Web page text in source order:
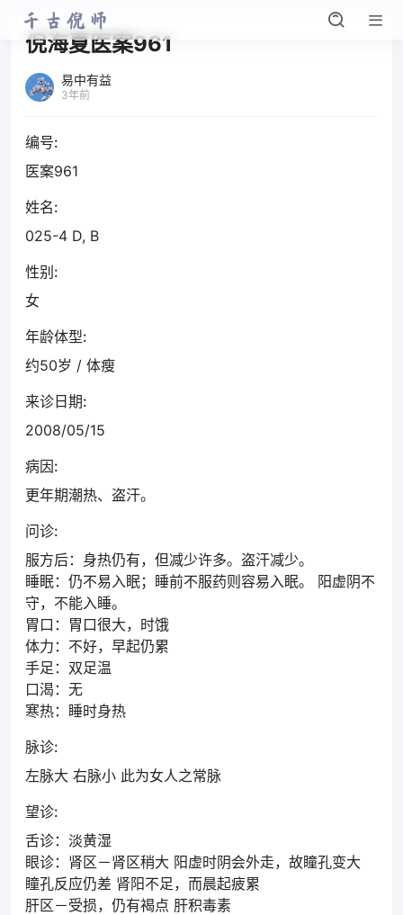
倪海夏医案961
易中有益
3年前
编号:
医案961
姓名:
025-4 D, B
性别:
女
年龄体型:
约50岁 / 体瘦
来诊日期:
2008/05/15
病因:
更年期潮热、盗汗。
问诊:
服方后：身热仍有，但减少许多。盗汗减少。
睡眠：仍不易入眠；睡前不服药则容易入眠。 阳虚阴不
守，不能入睡。
胃口：胃口很大，时饿
体力：不好，早起仍累
手足：双足温
口渴：无
寒热：睡时身热
脉诊:
左脉大 右脉小 此为女人之常脉
望诊:
舌诊：淡黄湿
眼诊：肾区－肾区稍大 阳虚时阴会外走，故瞳孔变大
瞳孔反应仍差 肾阳不足，而晨起疲累
肝区－受损，仍有褐点 肝积毒素